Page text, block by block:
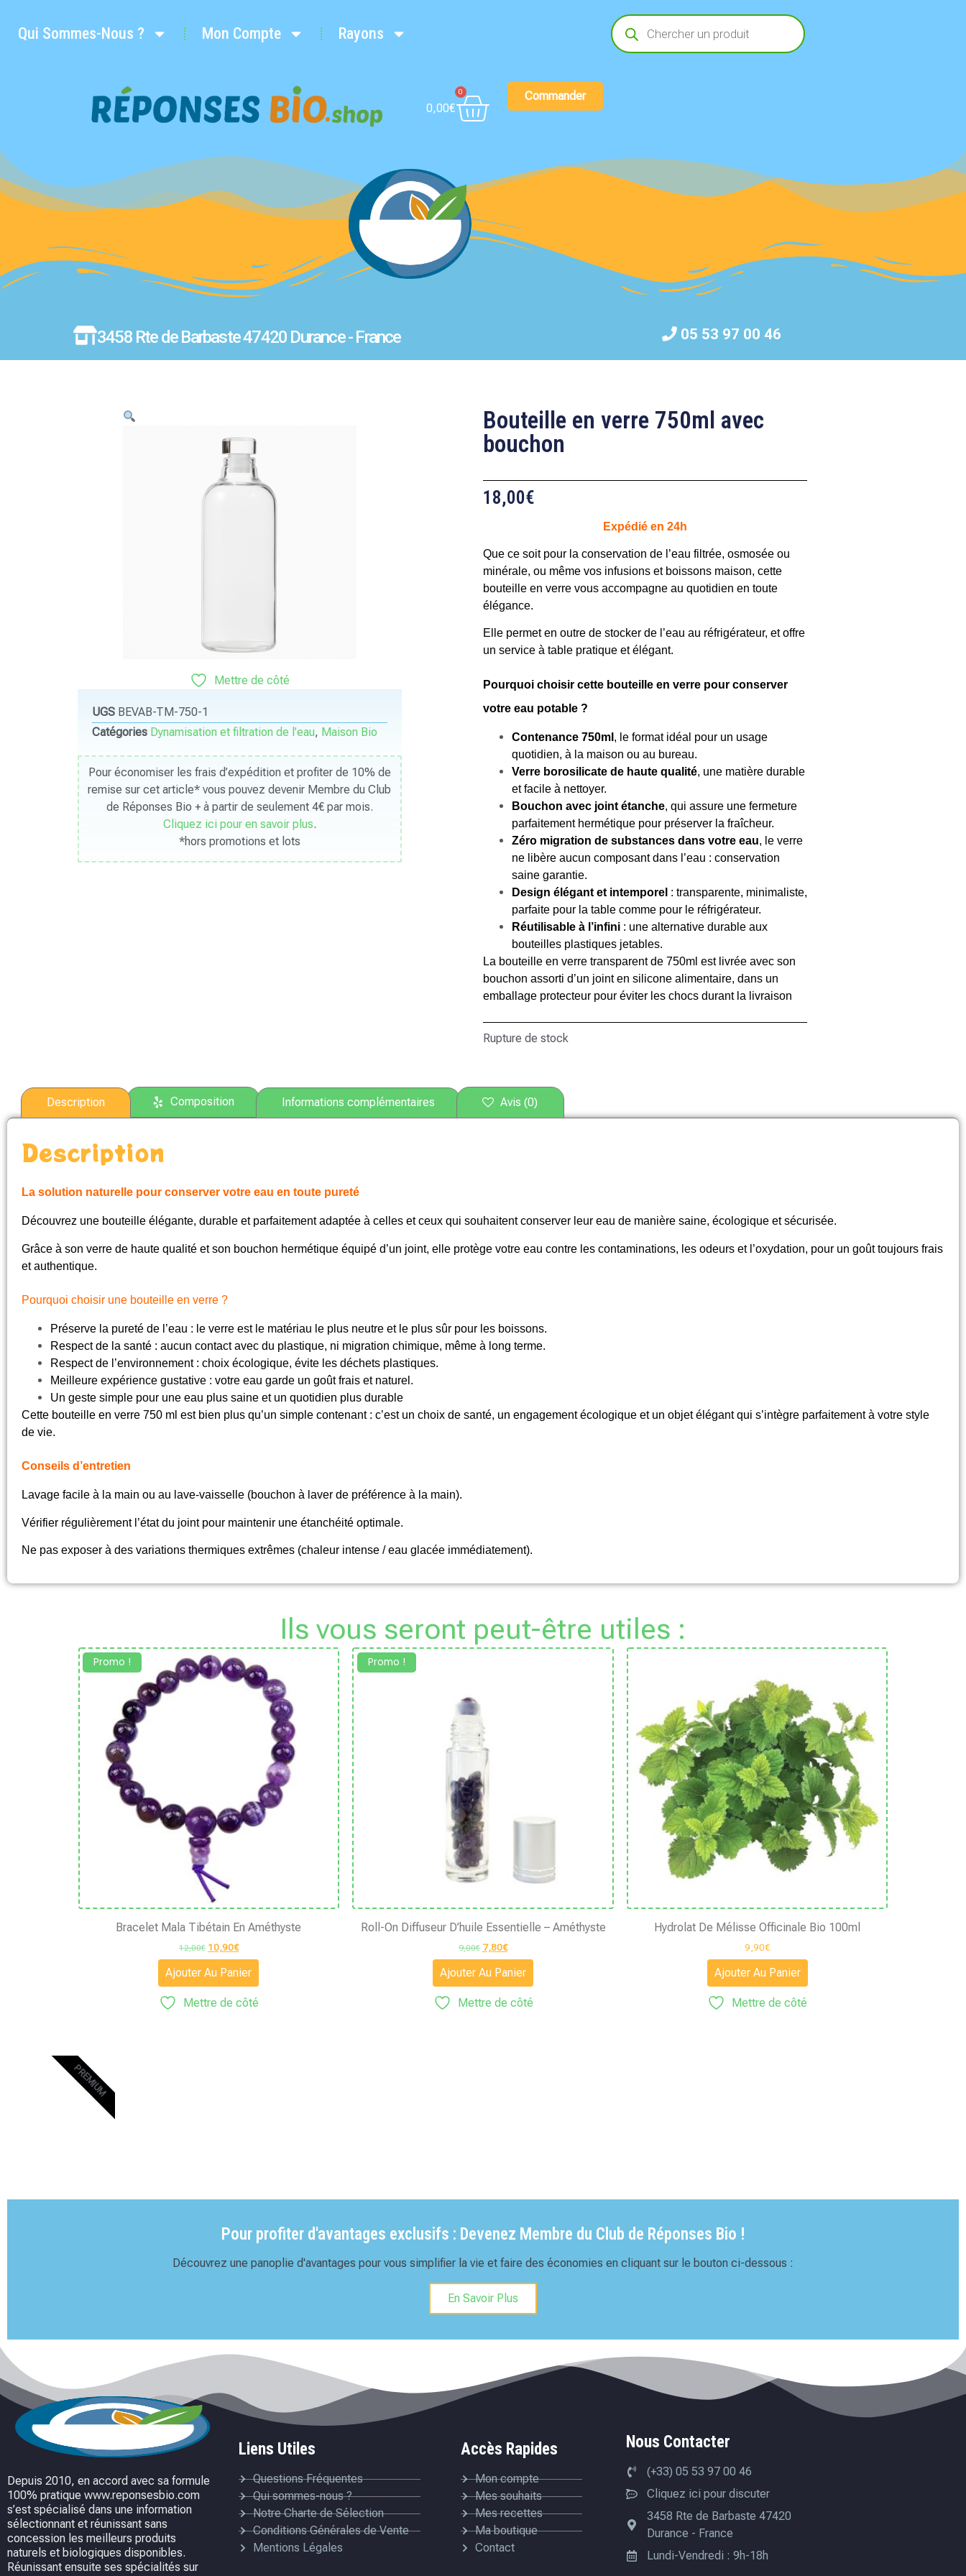
Qui Sommes-Nous ? Mon Compte Rayons
0,00€
0 Commander
3458 Rte de Barbaste 47420 Durance - France 05 53 97 00 46
Mettre de côté
UGS BEVAB-TM-750-1
Catégories Dynamisation et filtration de l’eau, Maison Bio
Pour économiser les frais d’expédition et profiter de 10% de
remise sur cet article* vous pouvez devenir Membre du Club
de Réponses Bio + à partir de seulement 4€ par mois.
Cliquez ici pour en savoir plus.
*hors promotions et lots
Bouteille en verre 750ml avec
bouchon
18,00€
Expédié en 24h
Que ce soit pour la conservation de l’eau filtrée, osmosée ou
minérale, ou même vos infusions et boissons maison, cette
bouteille en verre vous accompagne au quotidien en toute
élégance.
Elle permet en outre de stocker de l’eau au réfrigérateur, et offre
un service à table pratique et élégant.
Pourquoi choisir cette bouteille en verre pour conserver
votre eau potable ?
Contenance 750ml , le format idéal pour un usage
quotidien, à la maison ou au bureau.
Verre borosilicate de haute qualité, une matière durable
et facile à nettoyer.
Bouchon avec joint étanche, qui assure une fermeture
parfaitement hermétique pour préserver la fraîcheur.
Zéro migration de substances dans votre eau, le verre
ne libère aucun composant dans l’eau : conservation
saine garantie.
Design élégant et intemporel : transparente, minimaliste,
parfaite pour la table comme pour le réfrigérateur.
Réutilisable à l’infini : une alternative durable aux
bouteilles plastiques jetables.
La bouteille en verre transparent de 750ml est livrée avec son
bouchon assorti d’un joint en silicone alimentaire, dans un
emballage protecteur pour éviter les chocs durant la livraison
Rupture de stock
Description Composition Informations complémentaires Avis (0)
Description
La solution naturelle pour conserver votre eau en toute pureté
Découvrez une bouteille élégante, durable et parfaitement adaptée à celles et ceux qui souhaitent conserver leur eau de manière saine, écologique et sécurisée.
Grâce à son verre de haute qualité et son bouchon hermétique équipé d’un joint, elle protège votre eau contre les contaminations, les odeurs et l’oxydation, pour un goût toujours frais
et authentique.
Pourquoi choisir une bouteille en verre ?
Préserve la pureté de l’eau : le verre est le matériau le plus neutre et le plus sûr pour les boissons.
Respect de la santé : aucun contact avec du plastique, ni migration chimique, même à long terme.
Respect de l’environnement : choix écologique, évite les déchets plastiques.
Meilleure expérience gustative : votre eau garde un goût frais et naturel.
Un geste simple pour une eau plus saine et un quotidien plus durable
Cette bouteille en verre 750 ml est bien plus qu’un simple contenant : c’est un choix de santé, un engagement écologique et un objet élégant qui s’intègre parfaitement à votre style
de vie.
Conseils d’entretien
Lavage facile à la main ou au lave-vaisselle (bouchon à laver de préférence à la main).
Vérifier régulièrement l’état du joint pour maintenir une étanchéité optimale.
Ne pas exposer à des variations thermiques extrêmes (chaleur intense / eau glacée immédiatement).
Ils vous seront peut-être utiles :
Promo !
Bracelet Mala Tibétain En Améthyste
12,00€ 10,90€
Ajouter Au Panier
Mettre de côté
Promo !
Roll-On Diffuseur D’huile Essentielle – Améthyste
9,00€ 7,80€
Ajouter Au Panier
Mettre de côté
Hydrolat De Mélisse Officinale Bio 100ml
9,90€
Ajouter Au Panier
Mettre de côté
Pour profiter d'avantages exclusifs : Devenez Membre du Club de Réponses Bio !
Découvrez une panoplie d'avantages pour vous simplifier la vie et faire des économies en cliquant sur le bouton ci-dessous :
En Savoir Plus
PREMIUM
Depuis 2010, en accord avec sa formule
100% pratique www.reponsesbio.com
s’est spécialisé dans une information
sélectionnant et réunissant sans
concession les meilleurs produits
naturels et biologiques disponibles.
Réunissant ensuite ses spécialités sur
Liens Utiles
Questions Fréquentes
Qui sommes-nous ?
Notre Charte de Sélection
Conditions Générales de Vente
Mentions Légales
Accès Rapides
Mon compte
Mes souhaits
Mes recettes
Ma boutique
Contact
Nous Contacter
(+33) 05 53 97 00 46
Cliquez ici pour discuter
3458 Rte de Barbaste 47420
Durance - France
Lundi-Vendredi : 9h-18h